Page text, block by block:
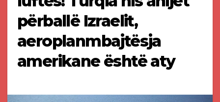
përballë Izraelit,
aeroplanmbajtësja
amerikane është aty